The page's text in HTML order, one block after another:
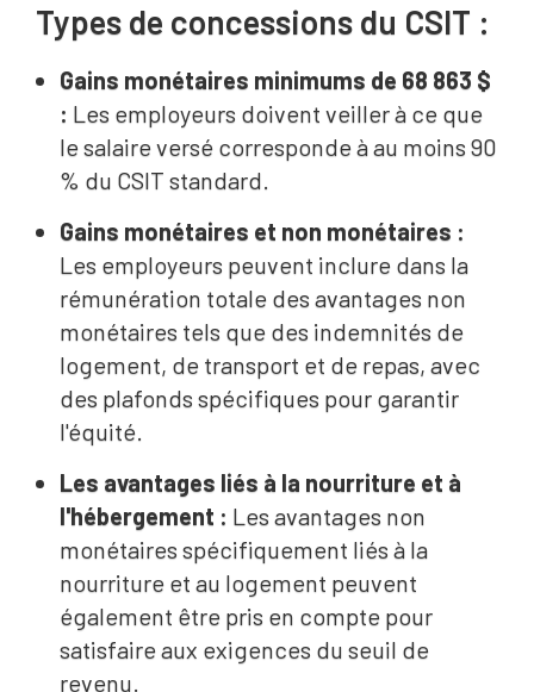
Types de concessions du CSIT :
Gains monétaires minimums de 68 863 $
: Les employeurs doivent veiller à ce que
le salaire versé corresponde à au moins 90
% du CSIT standard.
Gains monétaires et non monétaires :
Les employeurs peuvent inclure dans la
rémunération totale des avantages non
monétaires tels que des indemnités de
logement, de transport et de repas, avec
des plafonds spécifiques pour garantir
l'équité.
Les avantages liés à la nourriture et à
l'hébergement : Les avantages non
monétaires spécifiquement liés à la
nourriture et au logement peuvent
également être pris en compte pour
satisfaire aux exigences du seuil de
revenu.